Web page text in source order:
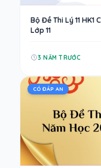
Bộ Đề Thi Lý 11
Lớp 11
3 NĂM TRƯỚC
CÓ ĐÁP AN